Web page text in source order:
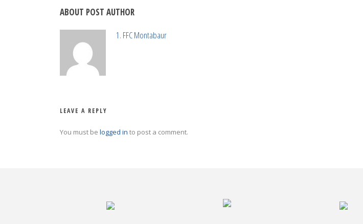
ABOUT POST AUTHOR
1. FFC Montabaur
LEAVE A REPLY
You must be logged in to post a comment.